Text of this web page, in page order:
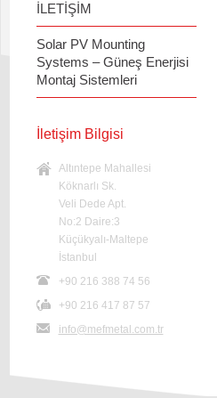
İLETİŞİM
Solar PV Mounting
Systems – Güneş Enerjisi
Montaj Sistemleri
İletişim Bilgisi
Altıntepe Mahallesi
Köknarlı Sk.
Veli Dede Apt.
No:2 Daire:3
Küçükyalı-Maltepe
İstanbul
+90 216 388 74 56
+90 216 417 87 57
info@mefmetal.com.tr